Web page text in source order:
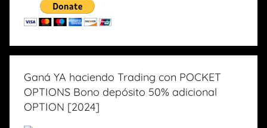
Ganá YA haciendo Trading con POCKET
OPTIONS Bono depósito 50% adicional
OPTION [2024]